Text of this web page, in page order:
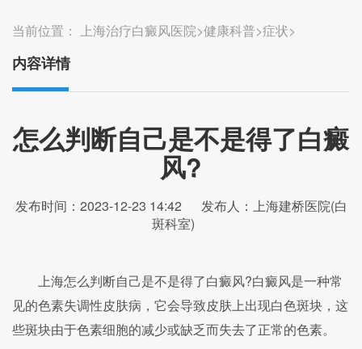
当前位置： 上海治疗白癜风医院>健康科普>症状>
内容详情
怎么判断自己是不是得了白癜
风?
发布时间：2023-12-23 14:42
发布人：上海建桥医院(白
斑科室)
上海怎么判断自己是不是得了白癜风?白癜风是一种常
见的色素失调性皮肤病，它会导致皮肤上出现白色斑块，这
些斑块由于色素细胞的减少或缺乏而失去了正常的色素。